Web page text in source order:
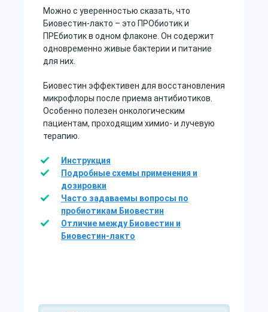
Можно с уверенностью сказать, что
Биовестин-лакто – это ПРОбиотик и
ПРЕбиотик в одном флаконе. Он содержит
одновременно живые бактерии и питание
для них.
Биовестин эффективен для восстановления
микрофлоры после приема антибиотиков.
Особенно полезен онкологическим
пациентам, проходящим химио- и лучевую
терапию.
Инструкция
Подробные схемы применения и
дозировки
Часто задаваемы вопросы по
пробиотикам Биовестин
Отличие между Биовестин и
Биовестин-лакто